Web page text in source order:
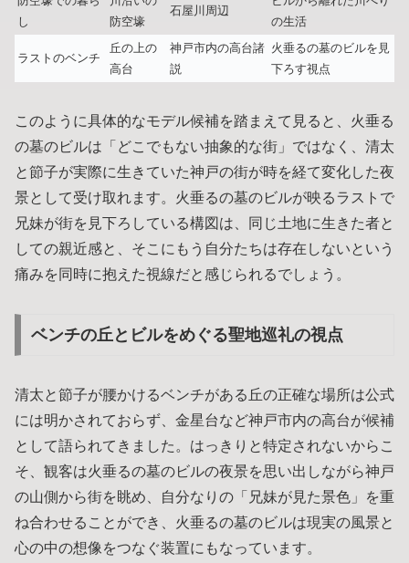
し
防空壕
石屋川周辺
の生活
ラストのベンチ
丘の上の
高台
神戸市内の高台諸
説
火垂るの墓のビルを見
下ろす視点
このように具体的なモデル候補を踏まえて見ると、火垂る
の墓のビルは「どこでもない抽象的な街」ではなく、清太
と節子が実際に生きていた神戸の街が時を経て変化した夜
景として受け取れます。火垂るの墓のビルが映るラストで
兄妹が街を見下ろしている構図は、同じ土地に生きた者と
しての親近感と、そこにもう自分たちは存在しないという
痛みを同時に抱えた視線だと感じられるでしょう。
ベンチの丘とビルをめぐる聖地巡礼の視点
清太と節子が腰かけるベンチがある丘の正確な場所は公式
には明かされておらず、金星台など神戸市内の高台が候補
として語られてきました。はっきりと特定されないからこ
そ、観客は火垂るの墓のビルの夜景を思い出しながら神戸
の山側から街を眺め、自分なりの「兄妹が見た景色」を重
ね合わせることができ、火垂るの墓のビルは現実の風景と
心の中の想像をつなぐ装置にもなっています。